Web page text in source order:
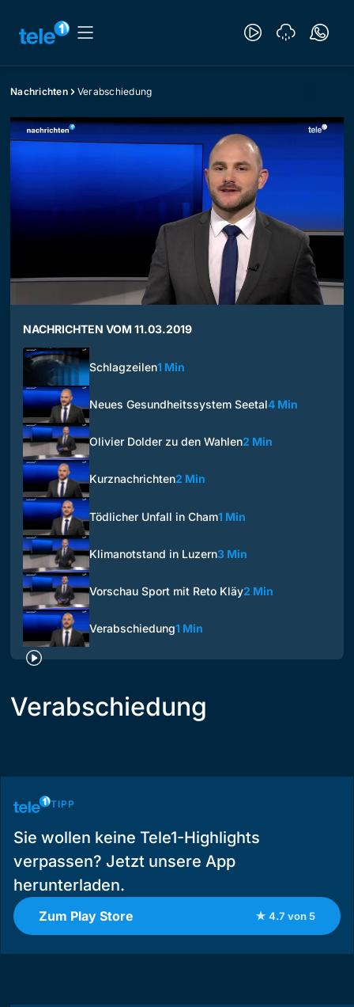
Nachrichten Verabschiedung
NACHRICHTEN VOM 11.03.2019
Schlagzeilen1 Min
Neues Gesundheitssystem Seetal4 Min
Olivier Dolder zu den Wahlen2 Min
Kurznachrichten2 Min
Tödlicher Unfall in Cham1 Min
Klimanotstand in Luzern3 Min
Vorschau Sport mit Reto Kläy2 Min
Verabschiedung1 Min
Verabschiedung
TIPP
Sie wollen keine Tele1-Highlights
verpassen? Jetzt unsere App
herunterladen.
Zum Play Store ★ 4.7 von 5